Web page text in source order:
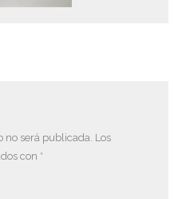
no será publicada. Los
con *